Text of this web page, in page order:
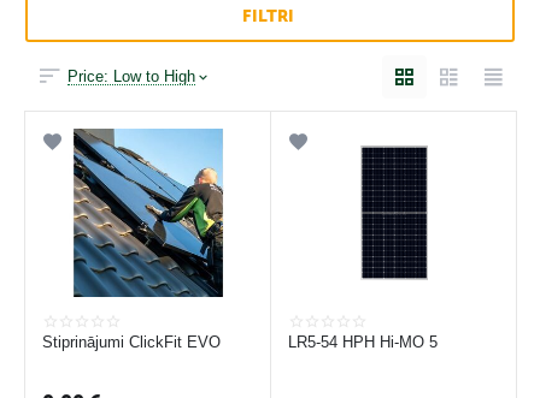
FILTRI
Price: Low to High
Stiprinājumi ClickFit EVO LR5-54 HPH Hi-MO 5